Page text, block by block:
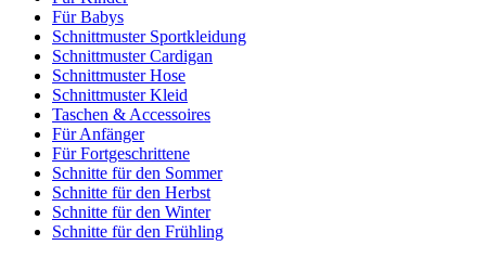
Für Babys
Schnittmuster Sportkleidung
Schnittmuster Cardigan
Schnittmuster Hose
Schnittmuster Kleid
Taschen & Accessoires
Für Anfänger
Für Fortgeschrittene
Schnitte für den Sommer
Schnitte für den Herbst
Schnitte für den Winter
Schnitte für den Frühling